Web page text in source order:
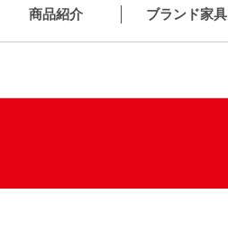
商品紹介 ブランド家具